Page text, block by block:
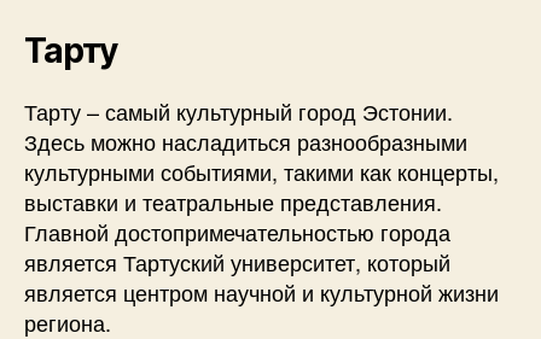
Тарту
Тарту – самый культурный город Эстонии.
Здесь можно насладиться разнообразными
культурными событиями, такими как концерты,
выставки и театральные представления.
Главной достопримечательностью города
является Тартуский университет, который
является центром научной и культурной жизни
региона.